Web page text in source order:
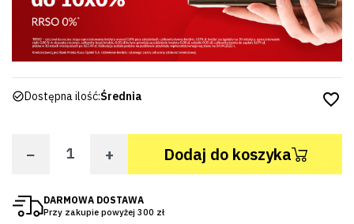
Dostępna ilość:Średnia favorite_border
− + Dodaj do koszyka
DARMOWA DOSTAWA
Przy zakupie powyżej 300 zł